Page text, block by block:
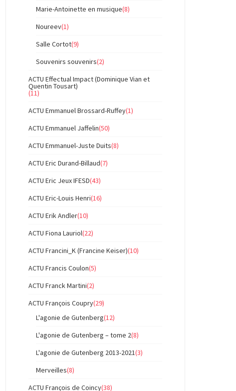
Marie-Antoinette en musique(8)
Noureev(1)
Salle Cortot(9)
Souvenirs souvenirs(2)
ACTU Effectual Impact (Dominique Vian et
Quentin Tousart)
(11)
ACTU Emmanuel Brossard-Ruffey(1)
ACTU Emmanuel Jaffelin(50)
ACTU Emmanuel-Juste Duits(8)
ACTU Eric Durand-Billaud(7)
ACTU Eric Jeux IFESD(43)
ACTU Eric-Louis Henri(16)
ACTU Erik Andler(10)
ACTU Fiona Lauriol(22)
ACTU Francini_K (Francine Keiser)(10)
ACTU Francis Coulon(5)
ACTU Franck Martini(2)
ACTU François Coupry(29)
L'agonie de Gutenberg(12)
L'agonie de Gutenberg – tome 2(8)
L'agonie de Gutenberg 2013-2021(3)
Merveilles(8)
ACTU François de Coincy(38)